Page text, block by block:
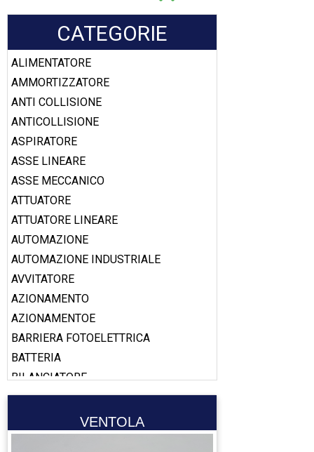
CATEGORIE
ALIMENTATORE
AMMORTIZZATORE
ANTI COLLISIONE
ANTICOLLISIONE
ASPIRATORE
ASSE LINEARE
ASSE MECCANICO
ATTUATORE
ATTUATORE LINEARE
AUTOMAZIONE
AUTOMAZIONE INDUSTRIALE
AVVITATORE
AZIONAMENTO
AZIONAMENTOE
BARRIERA FOTOELETTRICA
BATTERIA
BILANCIATORE
BOBINA
CABLAGGIO
VENTOLA